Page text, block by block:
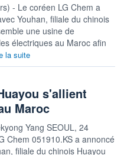
- Le coréen LG Chem a
Youhan, filiale du chinois
une usine de
électriques au Maroc afin
la suite
s'allient
Maroc
Yang SEOUL, 24
Chem 051910.KS a annoncé
filiale du chinois Huayou